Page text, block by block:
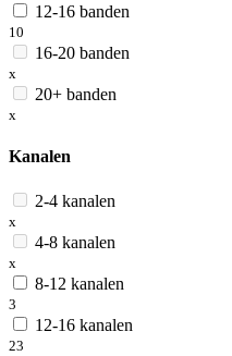
12-16 banden
10
16-20 banden
x
20+ banden
x
Kanalen
2-4 kanalen
x
4-8 kanalen
x
8-12 kanalen
3
12-16 kanalen
23